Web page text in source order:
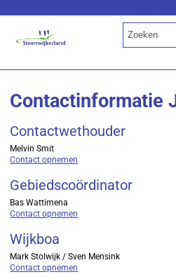
Contactinformatie
Contactwethouder
Melvin Smit
Contact opnemen
Gebiedscoördinator
Bas Wattimena
Contact opnemen
Wijkboa
Mark Stolwijk / Sven Mensink
Contact opnemen